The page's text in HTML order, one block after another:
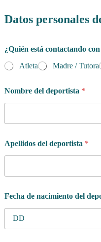
Datos personales
¿Quién está contactando
Atleta
Madre / Tutora
Nombre del deportista *
Apellidos del deportista *
Fecha de nacimiento del